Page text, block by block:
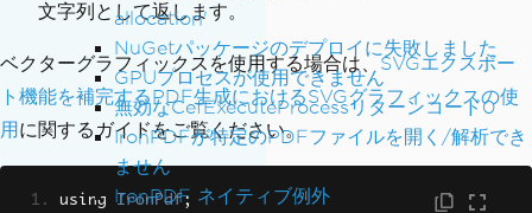
allocation'
NuGetパッケージのデプロイに失敗しました
GPUプロセスが使用できません
無効なCefExecuteProcessリターンコード0
IronPDFが特定のPDFファイルを開く/解析でき
ません
IronPDF ネイティブ例外
文字列として返します。
ベクターグラフィックスを使用する場合は、 SVGエクスポー
ト機能を補完するPDF生成におけるSVGグラフィックスの使
用 に関するガイドをご覧ください。
using IronPdf;